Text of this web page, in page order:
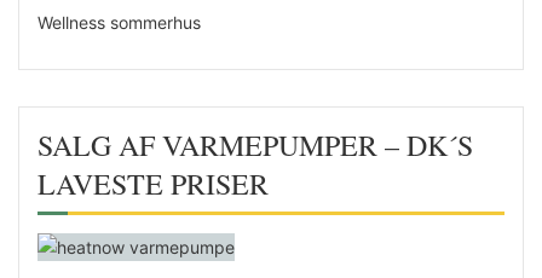
Wellness sommerhus
SALG AF VARMEPUMPER – DK´S
LAVESTE PRISER